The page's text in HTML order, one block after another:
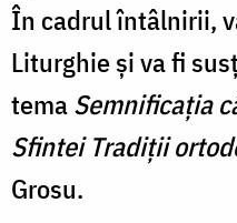
În cadrul întâlnirii,
Liturghie și va fi
temaSemnificația
Sfintei Tradiții
Grosu.